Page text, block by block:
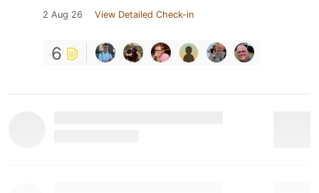
2 Aug 26 View Detailed Check-in
6